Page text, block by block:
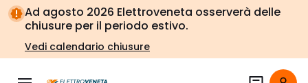
Vai alla
navigazione
Vai
alla
pagina
Ad agosto 2026 Elettroveneta osserverà delle
chiusure per il periodo estivo.
Vedi calendario chiusure